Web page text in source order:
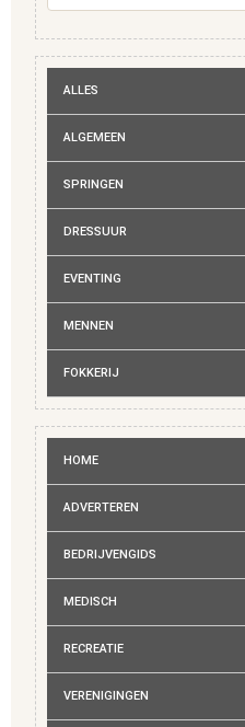
ALLES
ALGEMEEN
SPRINGEN
DRESSUUR
EVENTING
MENNEN
FOKKERIJ
HOME
ADVERTEREN
BEDRIJVENGIDS
MEDISCH
RECREATIE
VERENIGINGEN